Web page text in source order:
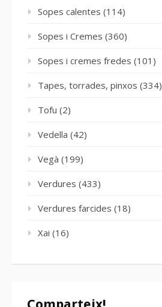
Sopes calentes (114)
Sopes i Cremes (360)
Sopes i cremes fredes (101)
Tapes, torrades, pinxos (334)
Tofu (2)
Vedella (42)
Vegà (199)
Verdures (433)
Verdures farcides (18)
Xai (16)
Comparteix!